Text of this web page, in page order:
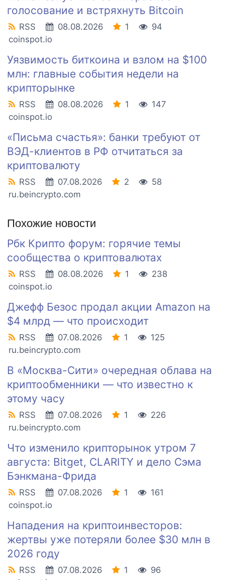
голосование и встряхнуть Bitcoin
RSS 08.08.2026 1
94
coinspot.io
Уязвимость биткоина и взлом на $100
млн: главные события недели на
крипторынке
RSS 08.08.2026 1
147
coinspot.io
«Письма счастья»: банки требуют от
ВЭД-клиентов в РФ отчитаться за
криптовалюту
RSS 07.08.2026 2
58
ru.beincrypto.com
Похожие новости
Рбк Крипто форум: горячие темы
сообщества о криптовалютах
RSS 08.08.2026 1
238
coinspot.io
Джефф Безос продал акции Amazon на
$4 млрд — что происходит
RSS 07.08.2026 1
125
ru.beincrypto.com
В «Москва-Сити» очередная облава на
криптообменники — что известно к
этому часу
RSS 07.08.2026 1
226
ru.beincrypto.com
Что изменило крипторынок утром 7
августа: Bitget, CLARITY и дело Сэма
Бэнкмана-Фрида
RSS 07.08.2026 1
161
coinspot.io
Нападения на криптоинвесторов:
жертвы уже потеряли более $30 млн в
2026 году
RSS 07.08.2026 1
96